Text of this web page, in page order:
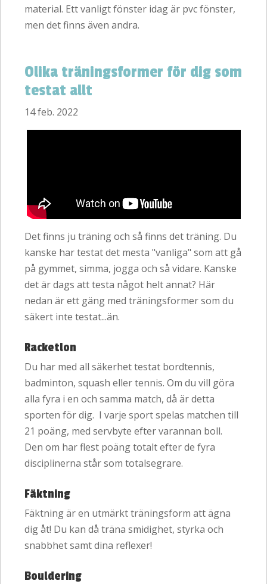
material. Ett vanligt fönster idag är pvc fönster,
men det finns även andra.
Olika träningsformer för dig som
testat allt
14 feb. 2022
Det finns ju träning och så finns det träning. Du
kanske har testat det mesta "vanliga" som att gå
på gymmet, simma, jogga och så vidare. Kanske
det är dags att testa något helt annat? Här
nedan är ett gäng med träningsformer som du
säkert inte testat...än.
Racketlon
Du har med all säkerhet testat bordtennis,
badminton, squash eller tennis. Om du vill göra
alla fyra i en och samma match, då är detta
sporten för dig. I varje sport spelas matchen till
21 poäng, med servbyte efter varannan boll.
Den om har flest poäng totalt efter de fyra
disciplinerna står som totalsegrare.
Fäktning
Fäktning är en utmärkt träningsform att ägna
dig åt! Du kan då träna smidighet, styrka och
snabbhet samt dina reflexer!
Bouldering